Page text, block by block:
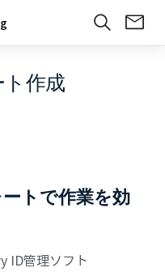
作成
トで作業を効
ID管理ソフト